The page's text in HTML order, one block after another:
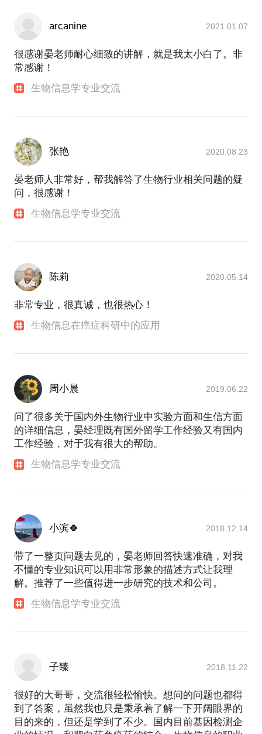
arcanine 2021.01.07
很感谢晏老师耐心细致的讲解，就是我太小白了。非
常感谢！
生物信息学专业交流
张艳 2020.08.23
晏老师人非常好，帮我解答了生物行业相关问题的疑
问，很感谢！
生物信息学专业交流
陈莉 2020.05.14
非常专业，很真诚，也很热心！
生物信息在癌症科研中的应用
周小晨 2019.06.22
问了很多关于国内外生物行业中实验方面和生信方面
的详细信息，晏经理既有国外留学工作经验又有国内
工作经验，对于我有很大的帮助。
生物信息学专业交流
小滨🍀 2018.12.14
带了一整页问题去见的，晏老师回答快速准确，对我
不懂的专业知识可以用非常形象的描述方式让我理
解。推荐了一些值得进一步研究的技术和公司。
生物信息学专业交流
子臻 2018.11.22
很好的大哥哥，交流很轻松愉快。想问的问题也都得
到了答案，虽然我也只是秉承着了解一下开阔眼界的
目的来的，但还是学到了不少。国内目前基因检测企